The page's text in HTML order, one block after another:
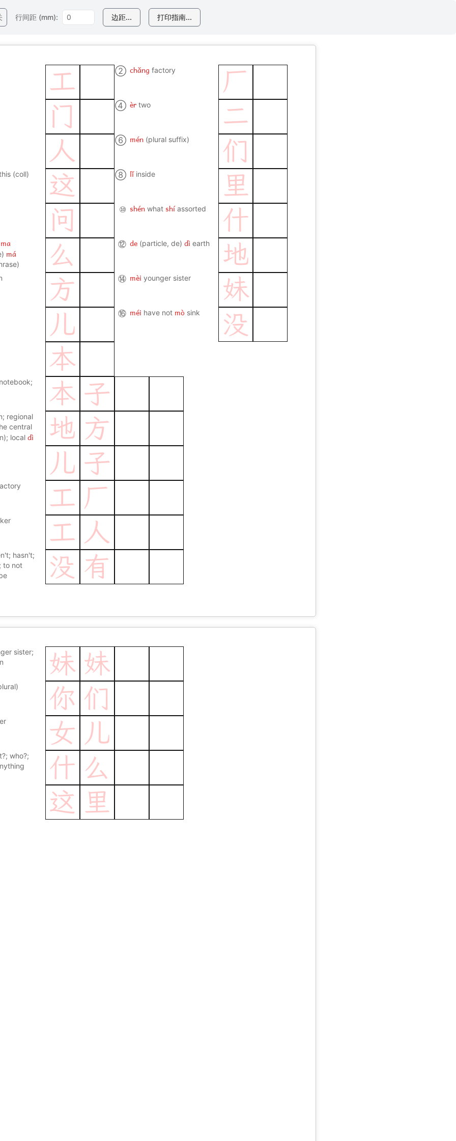
行间距 (mm): 边距... 打印指南...
工 ② chǎng factory 厂
门 ④ èr two 二
人 ⑥ mén (plural suffix) 们
(coll) 这 ⑧ lǐ inside 里
问 ⑩ shén what shí assorted 什
ma
má 么 ⑫ de (particle, de) dì earth 地
方 ⑭ mèi younger sister 妹
儿 ⑯ méi have not mò sink 没
本
本 子
regional
central
local dì
space;
地 方
儿 子
工 厂
工 人
hasn't;
to not
没 有
sister;
妹 妹
你 们
女 儿
who?;
什 么
这 里